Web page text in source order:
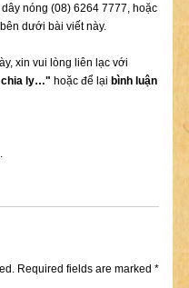
dây nóng (08) 6264 7777, hoặc
dưới bài viết này.
xin vui lòng liên lạc với
chia ly…" hoặc để lại bình luận
Required fields are marked *